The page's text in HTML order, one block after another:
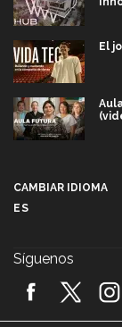
El
CAMBIAR IDIOMA
ES
Síguenos